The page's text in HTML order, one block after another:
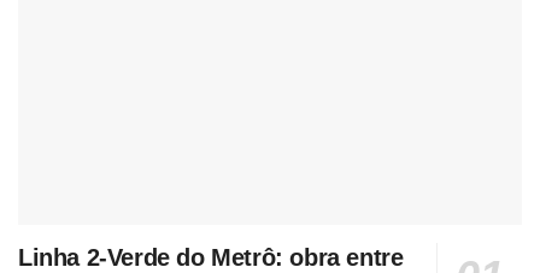
Linha 2-Verde do Metrô: obra entre